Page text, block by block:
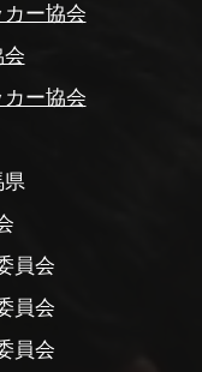
ー協会
会
ー協会
県
員会
員会
員会